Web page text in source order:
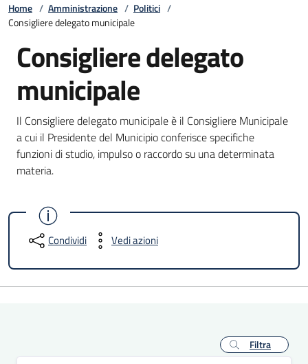
Home / Amministrazione / Politici /
Consigliere delegato municipale
Consigliere delegato
municipale
Il Consigliere delegato municipale è il Consigliere Municipale
a cui il Presidente del Municipio conferisce specifiche
funzioni di studio, impulso o raccordo su una determinata
materia.
Condividi Vedi azioni
Filtra